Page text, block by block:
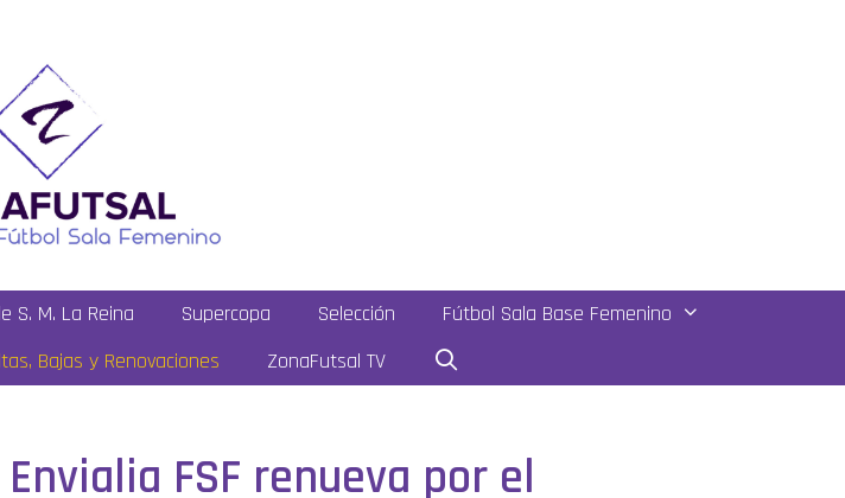
S. M. La Reina Supercopa Selección
Fútbol Sala Base Femenino
Bajas y Renovaciones ZonaFutsal TV
FSF renueva por el